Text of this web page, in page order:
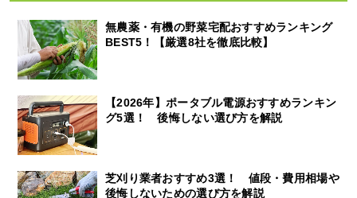
無農薬・有機の野菜宅配おすすめランキング
BEST5！【厳選8社を徹底比較】
【2026年】ポータブル電源おすすめランキン
グ5選！ 後悔しない選び方を解説
芝刈り業者おすすめ3選！ 値段・費用相場や
後悔しないための選び方を解説